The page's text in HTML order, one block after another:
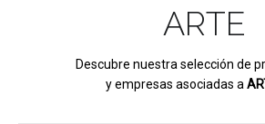
ARTE
Descubre nuestra selección de
y empresas asociadas a